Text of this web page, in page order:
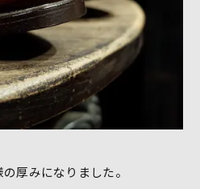
厚みになりました。